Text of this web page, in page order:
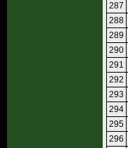
287
288
289
290
291
292
293
294
295
296